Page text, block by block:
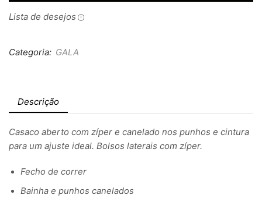
Lista de desejos
Categoria: GALA
Descrição
Casaco aberto com zíper e canelado nos punhos e cintura
para um ajuste ideal. Bolsos laterais com zíper.
Fecho de correr
Bainha e punhos canelados